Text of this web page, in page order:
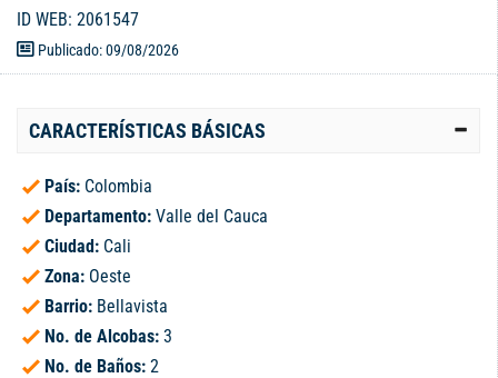
ID WEB: 2061547
Publicado: 09/08/2026
CARACTERÍSTICAS BÁSICAS
País: Colombia
Departamento: Valle del Cauca
Ciudad: Cali
Zona: Oeste
Barrio: Bellavista
No. de Alcobas: 3
No. de Baños: 2